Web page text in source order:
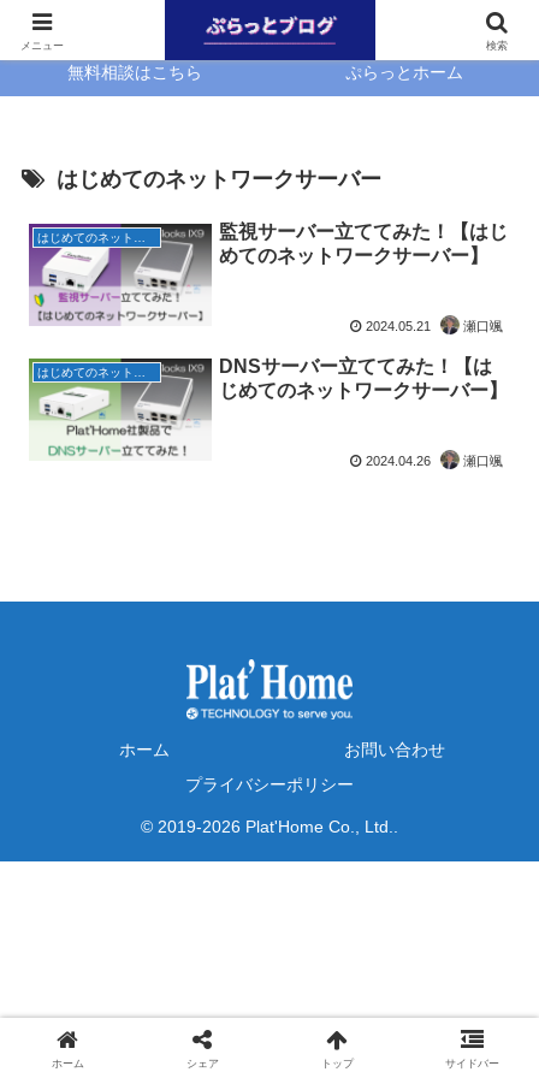
無料相談はこちら ぷらっとホーム
はじめてのネットワークサーバー
監視サーバー立ててみた！【はじ
めてのネットワークサーバー】
2024.05.21 瀬口颯
DNSサーバー立ててみた！【は
じめてのネットワークサーバー】
2024.04.26 瀬口颯
ホーム
お問い合わせ
プライバシーポリシー
© 2019-2026 Plat'Home Co., Ltd..
メニュー 検索
ホーム シェア トップ サイドバー